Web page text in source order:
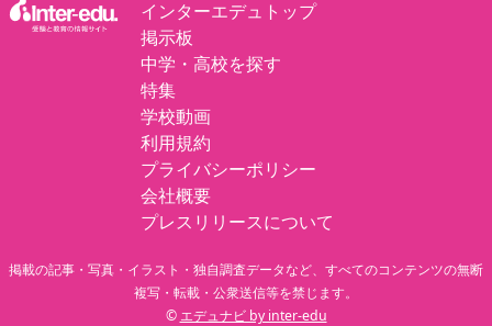
インターエデュトップ
掲示板
中学・高校を探す
特集
学校動画
利用規約
プライバシーポリシー
会社概要
プレスリリースについて
掲載の記事・写真・イラスト・独自調査データなど、すべてのコンテンツの無断
複写・転載・公衆送信等を禁じます。
© エデュナビ by inter-edu